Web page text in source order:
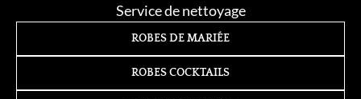
Service de nettoyage
ROBES DE MARIÉE
ROBES COCKTAILS